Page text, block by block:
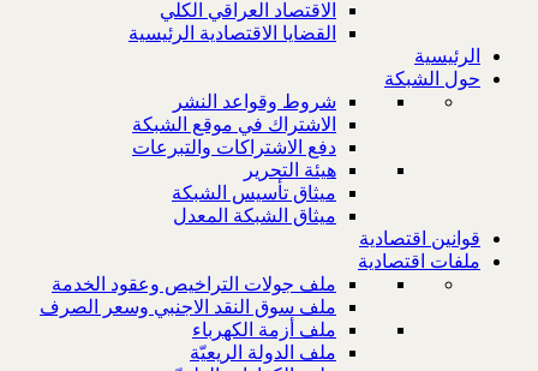
الاقتصاد العراقي الكلي
القضايا الاقتصادية الرئيسية
الرئيسية
حول الشبكة
شروط وقواعد النشر
الاشتراك في موقع الشبكة
دفع الاشتراكات والتبرعات
هيئة التحرير
ميثاق تأسيس الشبكة
ميثاق الشبكة المعدل
قوانين اقتصادية
ملفات اقتصادية
ملف جولات التراخيص وعقود الخدمة
ملف سوق النقد الاجنبي وسعر الصرف
ملف أزمة الكهرباء
ملف الدولة الريعيّة